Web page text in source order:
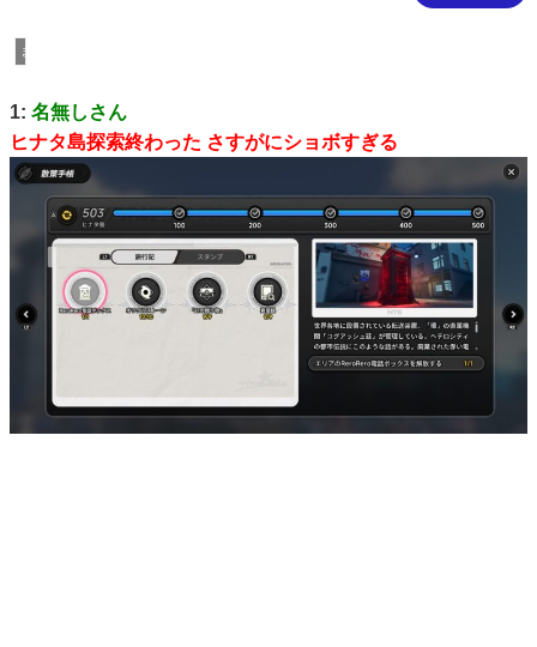
まとめ
1: 名無しさん
ヒナタ島探索終わった さすがにショボすぎる